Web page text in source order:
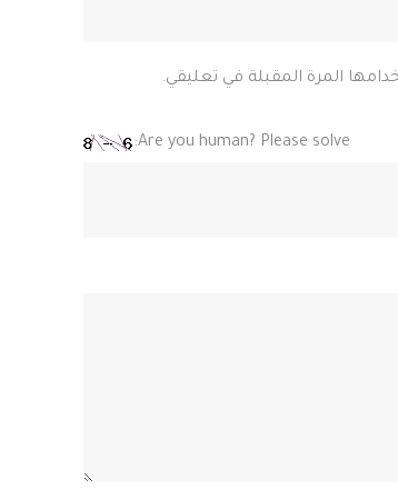
المرة المقبلة في تعليقي.
Are you human? Please solve: